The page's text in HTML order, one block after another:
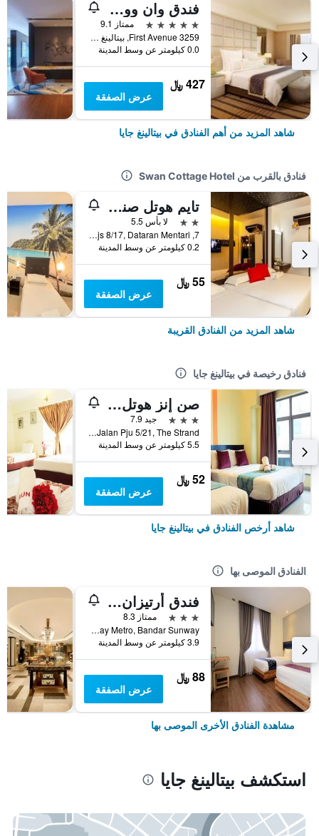
فندق وان وورلد
5 نجوم
ممتاز 9.1
3259 First Avenue, بيتالينغ جايا, ماليزيا
0.0 كيلومتر عن وسط المدينة
427 ﷼
عرض الصفقة
شاهد المزيد من أهم الفنادق في بيتالينغ جايا
فنادق بالقرب من Swan Cottage Hotel
تايم هوتل صنواي
2 نجمتين
لا بأس 5.5
7, Jalan Pjs 8/17, Dataran Mentari, بيتالينغ جايا, ماليزيا
0.2 كيلومتر عن وسط المدينة
55 ﷼
عرض الصفقة
شاهد المزيد من الفنادق القريبة
فنادق رخيصة في بيتالينغ جايا
صن إنز هوتل كوتا دامانسارا
3 نجوم
جيد 7.9
2A Jalan Pju 5/21, The Strand, بيتالينغ جايا, ماليزيا
5.5 كيلومتر عن وسط المدينة
52 ﷼
عرض الصفقة
شاهد أرخص الفنادق في بيتالينغ جايا
الفنادق الموصى بها
فندق أرتيزان إكو
3 نجوم
ممتاز 8.3
No. 37-1, 37-2 & 37-3 Jalan Pjs 11/28B, Sunway Metro, Bandar Sunway, بيتالينغ جايا, ماليزيا
3.9 كيلومتر عن وسط المدينة
88 ﷼
عرض الصفقة
مشاهدة الفنادق الأخرى الموصى بها
استكشف بيتالينغ جايا